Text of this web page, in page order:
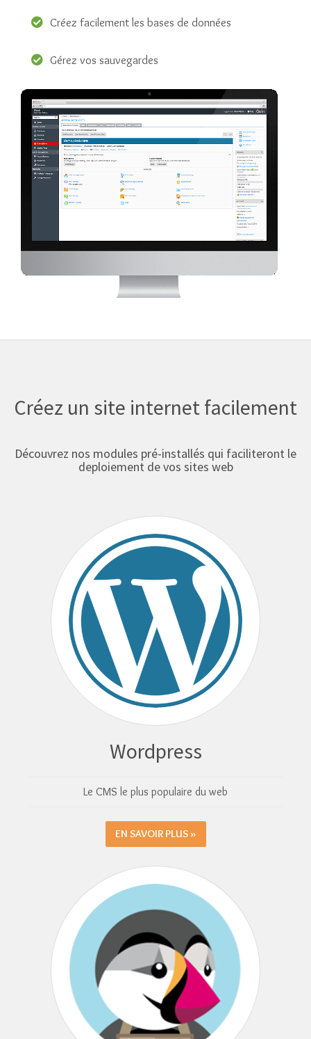
Créez facilement les bases de données
Gérez vos sauvegardes
Créez un site internet facilement
Découvrez nos modules pré-installés qui faciliteront le
deploiement de vos sites web
Wordpress
Le CMS le plus populaire du web
EN SAVOIR PLUS »